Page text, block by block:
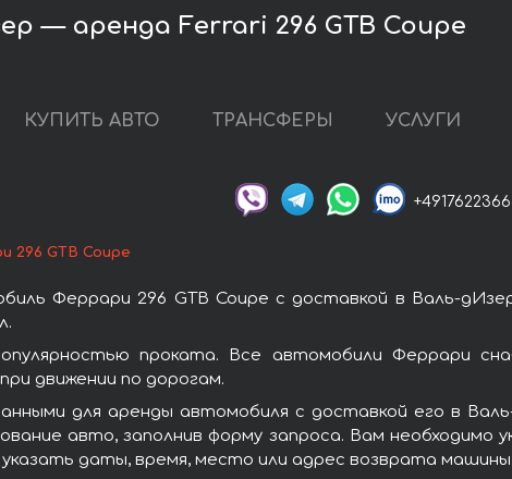
— аренда Ferrari 296 GTB Coupe
КУПИТЬ АВТО ТРАНСФЕРЫ УСЛУГИ
296 GTB Coupe
Феррари 296 GTB Coupe с доставкой в Валь-
проката. Все автомобили Феррари
движении по дорогам.
для аренды автомобиля с доставкой его в
авто, заполнив форму запроса. Вам
даты, время, место или адрес возврата машины.